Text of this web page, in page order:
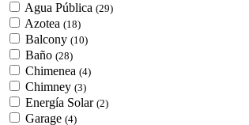
Agua Pública (29)
Azotea (18)
Balcony (10)
Baño (28)
Chimenea (4)
Chimney (3)
Energía Solar (2)
Garage (4)